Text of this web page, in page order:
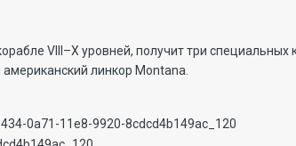
VIII–X уровней, получит три специальных
американский линкор Montana.